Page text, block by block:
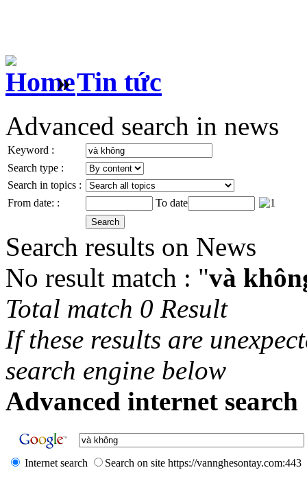
» Tin tức
Advanced search in news
Keyword :
Search type :
Search in topics :
From date: :
To date
Search results on News
No result match : "và
Total match 0 Result
If these results are
search engine below
Advanced internet search
Internet search Search on site https://vannghesontay.com:443